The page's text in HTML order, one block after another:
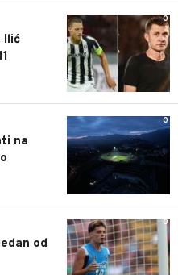
0
Ilić
0
na
0
od